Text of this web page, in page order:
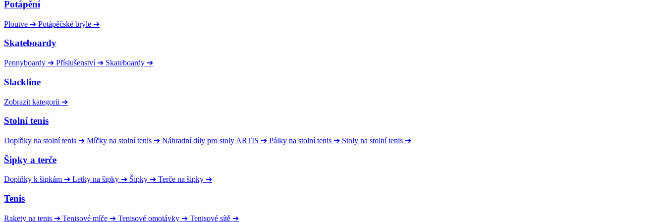
Potápění
Ploutve ➔ Potápěčské brýle ➔
Skateboardy
Pennyboardy ➔ Příslušenství ➔ Skateboardy ➔
Slackline
Zobrazit kategorii ➔
Stolní tenis
Doplňky na stolní tenis ➔ Míčky na stolní tenis ➔ Náhradní díly pro stoly ARTIS ➔ Pálky na stolní tenis ➔ Stoly na stolní tenis ➔
Šipky a terče
Doplňky k šipkám ➔ Letky na šipky ➔ Šipky ➔ Terče na šipky ➔
Tenis
Rakety na tenis ➔ Tenisové míče ➔ Tenisové omotávky ➔ Tenisové sítě ➔